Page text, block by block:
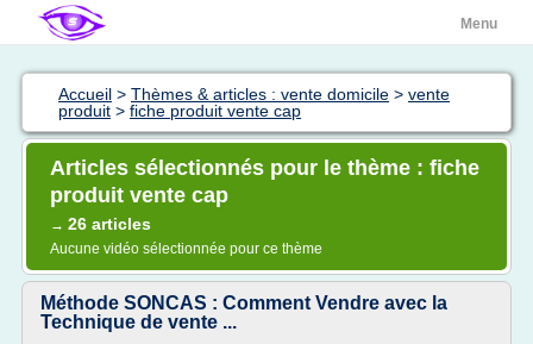
Menu
Accueil > Thèmes & articles : vente domicile > vente
produit > fiche produit vente cap
Articles sélectionnés pour le thème : fiche
produit vente cap
→ 26 articles
Aucune vidéo sélectionnée pour ce thème
Méthode SONCAS : Comment Vendre avec la
Technique de vente ...